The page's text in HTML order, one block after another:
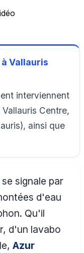
Vallauris
interviennent
Centre,
ainsi que
se signale par
d'eau
Qu'il
d'un lavabo
Azur